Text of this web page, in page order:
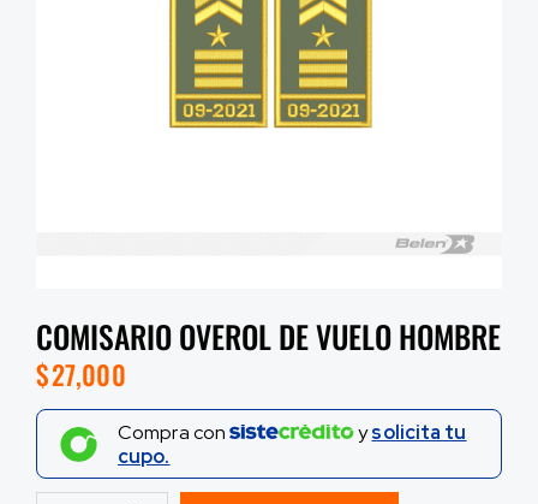
COMISARIO OVEROL DE VUELO HOMBRE
$27,000
Compra con ysolicita tu
cupo.